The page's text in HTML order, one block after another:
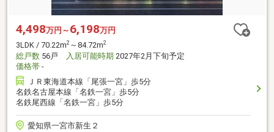
4,498万円～ 6,198万円
3LDK / 70.22m2 ～84.72m2
総戸数 56戸 入居可能時期 2027年2月下旬予定
価格帯 -
ＪＲ東海道本線「尾張一宮」歩5分
名鉄名古屋本線「名鉄一宮」歩5分
名鉄尾西線「名鉄一宮」歩5分
愛知県一宮市新生２